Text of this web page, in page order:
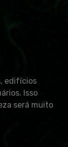
edifícios
Isso
será muito